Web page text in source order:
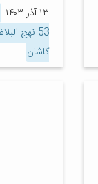
۱۳ آذر ۱۴۰۳
53 نهج البلاغه
کاشان